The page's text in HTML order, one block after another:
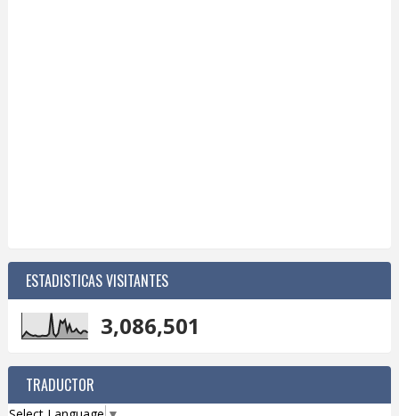
ESTADISTICAS VISITANTES
3,086,501
TRADUCTOR